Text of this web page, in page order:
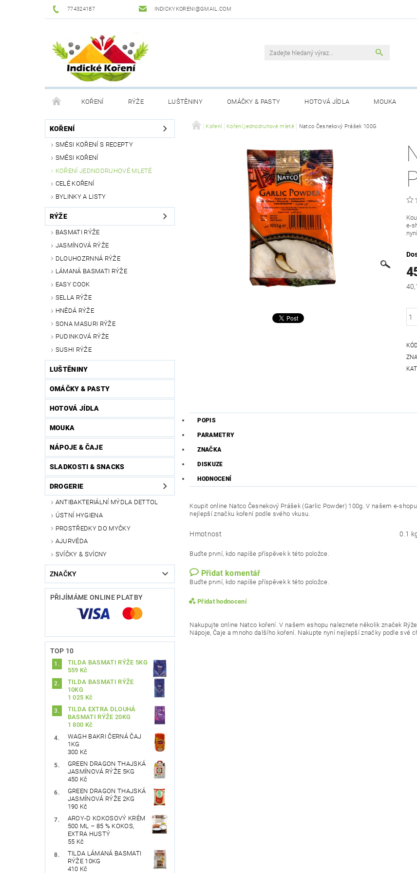
774324187 INDICKYKORENI@GMAIL.COM
KOŘENÍ RÝŽE LUŠTĚNINY OMÁČKY & PASTY HOTOVÁ JÍDLA MOUKA
DROGERIE PODMÍNKY OCHRANY OSOBNÍCH ÚDAJŮ OBCHODNÍ PODMÍNKY KONTAKTY
KOŘENÍ
SMĚSI KOŘENÍ S RECEPTY
SMĚSI KOŘENÍ
KOŘENÍ JEDNODRUHOVÉ MLETÉ
CELÉ KOŘENÍ
BYLINKY A LISTY
RÝŽE
BASMATI RÝŽE
JASMÍNOVÁ RÝŽE
DLOUHOZRNNÁ RÝŽE
LÁMANÁ BASMATI RÝŽE
EASY COOK
SELLA RÝŽE
HNĚDÁ RÝŽE
SONA MASURI RÝŽE
PUDINKOVÁ RÝŽE
SUSHI RÝŽE
LUŠTĚNINY
OMÁČKY & PASTY
HOTOVÁ JÍDLA
MOUKA
NÁPOJE & ČAJE
SLADKOSTI & SNACKS
DROGERIE
ANTIBAKTERIÁLNÍ MÝDLA DETTOL
ÚSTNÍ HYGIENA
PROSTŘEDKY DO MYČKY
AJURVÉDA
SVÍČKY & SVÍCNY
ZNAČKY
PŘIJÍMÁME ONLINE PLATBY
TOP 10
TILDA BASMATI RÝŽE 5KG
559 Kč
TILDA BASMATI RÝŽE
10KG
1 025 Kč
TILDA EXTRA DLOUHÁ
BASMATI RÝŽE 20KG
1 800 Kč
WAGH BAKRI ČERNÁ ČAJ
1KG
300 Kč
GREEN DRAGON THAJSKÁ
JASMÍNOVÁ RÝŽE 5KG
450 Kč
GREEN DRAGON THAJSKÁ
JASMÍNOVÁ RÝŽE 2KG
190 Kč
AROY-D KOKOSOVÝ KRÉM
500 ML – 85 % KOKOS,
EXTRA HUSTÝ
55 Kč
TILDA LÁMANÁ BASMATI
RÝŽE 10KG
410 Kč
Koření Koření jednodruhové mleté Natco Česnekový Prášek 100G
e-
POPIS
PARAMETRY
ZNAČKA
DISKUZE
HODNOCENÍ
Koupit online Natco Česnekový Prášek (Garlic Powder) 100g. V našem e-
nejlepší značku koření podle svého vkusu.
Hmotnost 0.1
Buďte první, kdo napíše příspěvek k této položce.
Přidat komentář
Buďte první, kdo napíše příspěvek k této položce.
Přidat hodnocení
Nakupujte online Natco koření. V našem eshopu naleznete několik značek
Nápoje, Čaje a mnoho dalšího koření. Nakupte nyní nejlepší značky podle své